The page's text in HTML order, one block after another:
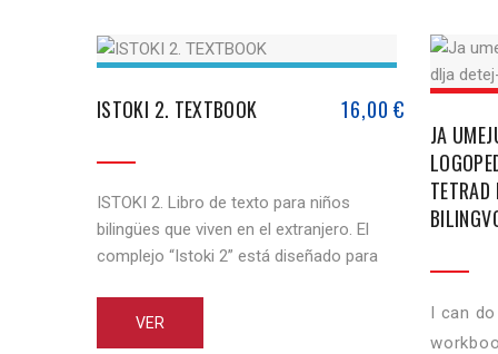
ISTOKI 2. TEXTBOOK 16,00€
ISTOKI 2. Libro de texto para niños
bilingües que viven en el extranjero. El
complejo “Istoki 2” está diseñado para
VER
JA
TETRAD
I can